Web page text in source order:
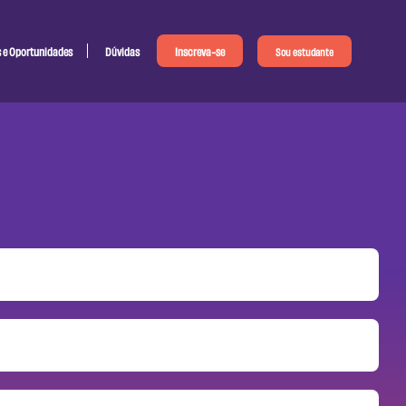
Oportunidades Dúvidas Inscreva-se Sou estudante